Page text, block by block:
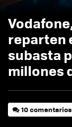
reparten
subasta
millones
10 comentarios